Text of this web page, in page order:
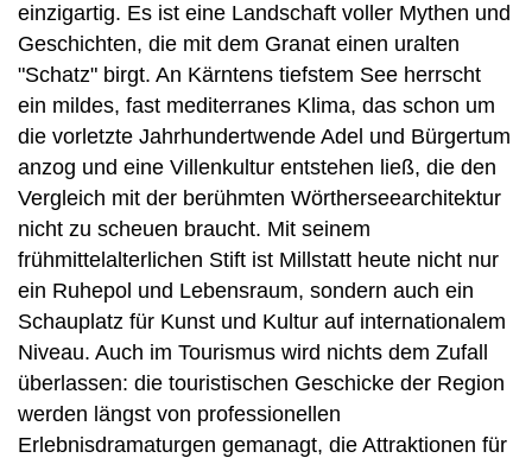
einzigartig. Es ist eine Landschaft voller Mythen und
Geschichten, die mit dem Granat einen uralten
"Schatz" birgt. An Kärntens tiefstem See herrscht
ein mildes, fast mediterranes Klima, das schon um
die vorletzte Jahrhundertwende Adel und Bürgertum
anzog und eine Villenkultur entstehen ließ, die den
Vergleich mit der berühmten Wörtherseearchitektur
nicht zu scheuen braucht. Mit seinem
frühmittelalterlichen Stift ist Millstatt heute nicht nur
ein Ruhepol und Lebensraum, sondern auch ein
Schauplatz für Kunst und Kultur auf internationalem
Niveau. Auch im Tourismus wird nichts dem Zufall
überlassen: die touristischen Geschicke der Region
werden längst von professionellen
Erlebnisdramaturgen gemanagt, die Attraktionen für